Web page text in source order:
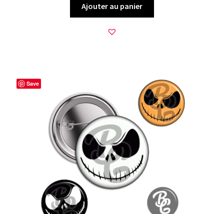
Ajouter au panier
Save